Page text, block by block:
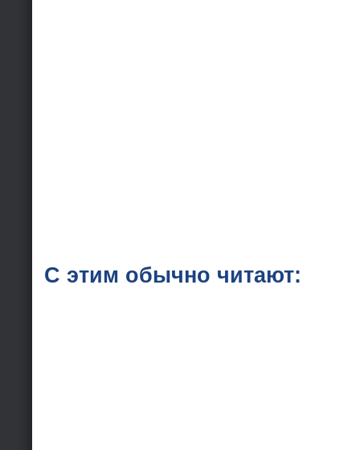
С этим обычно читают: